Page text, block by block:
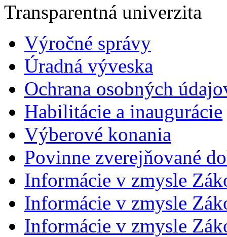
Transparentná univerzita
Výročné správy
Úradná výveska
Ochrana osobných
Habilitácie a inaugurácie
Výberové konania
Povinne zverejňované
Informácie v zmysle
Informácie v zmysle
Informácie v zmysle